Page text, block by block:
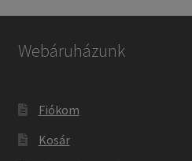
Webáruházunk
Fiókom
Kosár